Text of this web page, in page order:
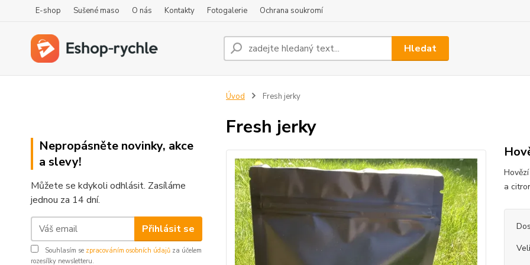
E-shop Sušené maso O nás Kontakty Fotogalerie Ochrana soukromí
Hledat
Nepropásněte novinky, akce
a slevy!
Můžete se kdykoli odhlásit. Zasíláme
jednou za 14 dní.
Přihlásit se
Souhlasím se zpracováním osobních údajů za účelem
rozesílky newsletteru.
Úvod Fresh jerky
Fresh jerky
a